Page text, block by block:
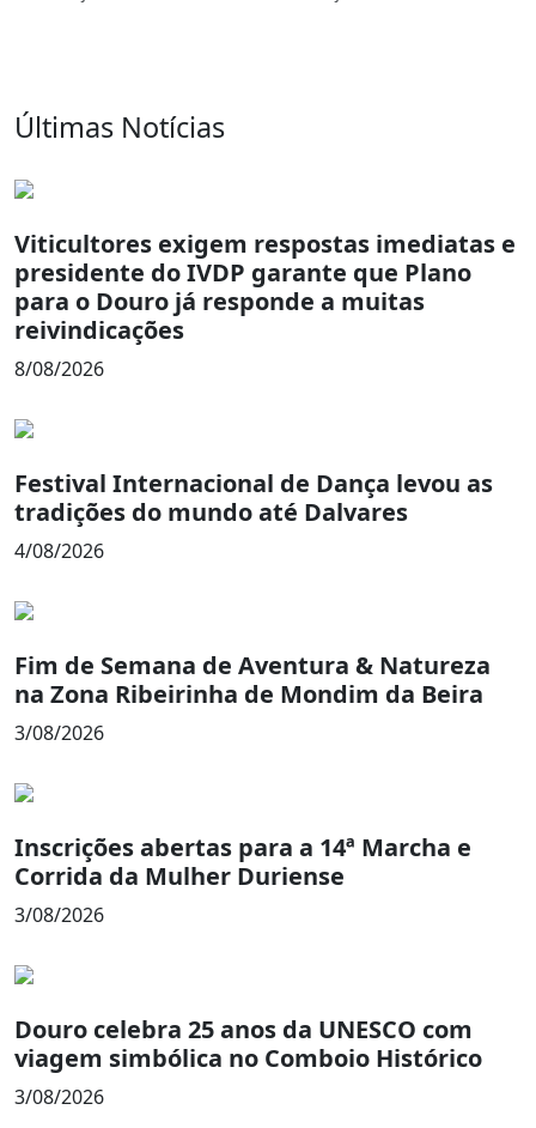
Últimas Notícias
Viticultores exigem respostas imediatas e
presidente do IVDP garante que Plano
para o Douro já responde a muitas
reivindicações
8/08/2026
Festival Internacional de Dança levou as
tradições do mundo até Dalvares
4/08/2026
Fim de Semana de Aventura & Natureza
na Zona Ribeirinha de Mondim da Beira
3/08/2026
Inscrições abertas para a 14ª Marcha e
Corrida da Mulher Duriense
3/08/2026
Douro celebra 25 anos da UNESCO com
viagem simbólica no Comboio Histórico
3/08/2026